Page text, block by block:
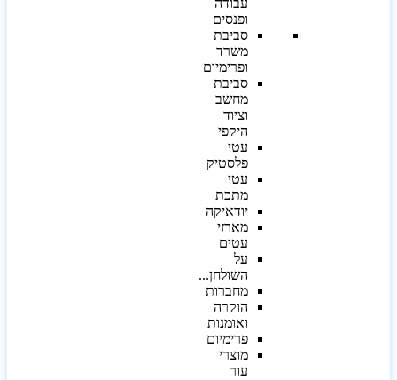
עבודה
ופנסים
סביבת
משרד
ופרימיום
סביבת
מחשב
וציוד
היקפי
עטי
פלסטיק
עטי
מתכת
יודאיקה
מארזי
עטים
על
השולחן...
מחברות
הוקרה
ואומנות
פרימיום
מוצרי
עור